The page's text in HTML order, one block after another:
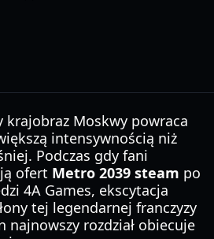
krajobraz Moskwy powraca
intensywnością niż
Podczas gdy fani
ofert Metro 2039 steam po
4A Games, ekscytacja
tej legendarnej franczyzy
najnowszy rozdział obiecuje